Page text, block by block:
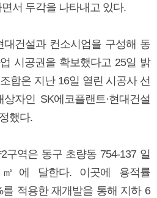
서 두각을 나타내고 있다.
대건설과 컨소시엄을 구성해 동
시공권을 확보했다고 25일 밝
합은 지난 16일 열린 시공사 선
자인 SK에코플랜트·현대건설
했다.
구역은 동구 초량동 754-137 일
에 달한다. 이곳에 용적률
를 적용한 재개발을 통해 지하 6